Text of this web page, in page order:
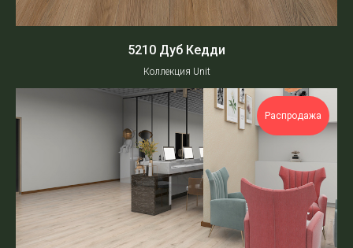
5210 Дуб Кедди
Коллекция Unit
Распродажа